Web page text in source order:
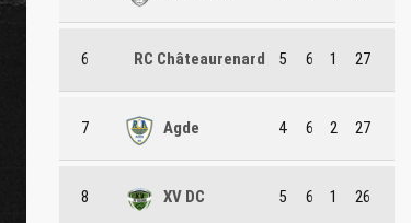
6 RC Châteaurenard 5 6 1 27
7 Agde 4 6 2 27
8 XV DC 5 6 1 26